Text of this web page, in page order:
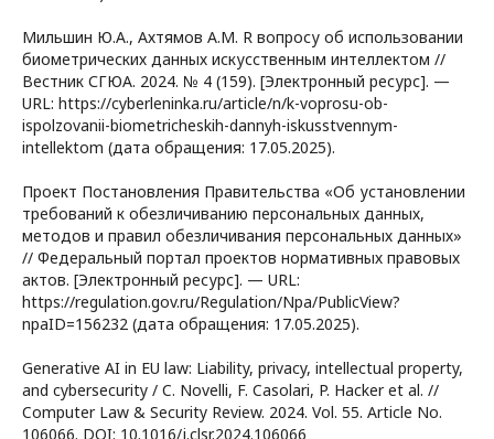
Мильшин Ю.А., Ахтямов А.М. R вопросу об использовании
биометрических данных искусственным интеллектом //
Вестник СГЮА. 2024. № 4 (159). [Электронный ресурс]. —
URL: https://cyberleninka.ru/article/n/k-voprosu-ob-
ispolzovanii-biometricheskih-dannyh-iskusstvennym-
intellektom (дата обращения: 17.05.2025).
Проект Постановления Правительства «Об установлении
требований к обезличиванию персональных данных,
методов и правил обезличивания персональных данных»
// Федеральный портал проектов нормативных правовых
актов. [Электронный ресурс]. — URL:
https://regulation.gov.ru/Regulation/Npa/PublicView?
npaID=156232 (дата обращения: 17.05.2025).
Generative AI in EU law: Liability, privacy, intellectual property,
and cybersecurity / C. Novelli, F. Casolari, P. Hacker et al. //
Computer Law & Security Review. 2024. Vol. 55. Article No.
106066. DOI: 10.1016/j.clsr.2024.106066